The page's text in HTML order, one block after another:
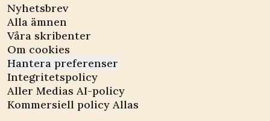
Nyhetsbrev
Alla ämnen
Våra skribenter
Om cookies
Hantera preferenser
Integritetspolicy
Aller Medias AI-policy
Kommersiell policy Allas